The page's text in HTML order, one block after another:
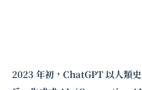
2023 年初，ChatGPT 以人類